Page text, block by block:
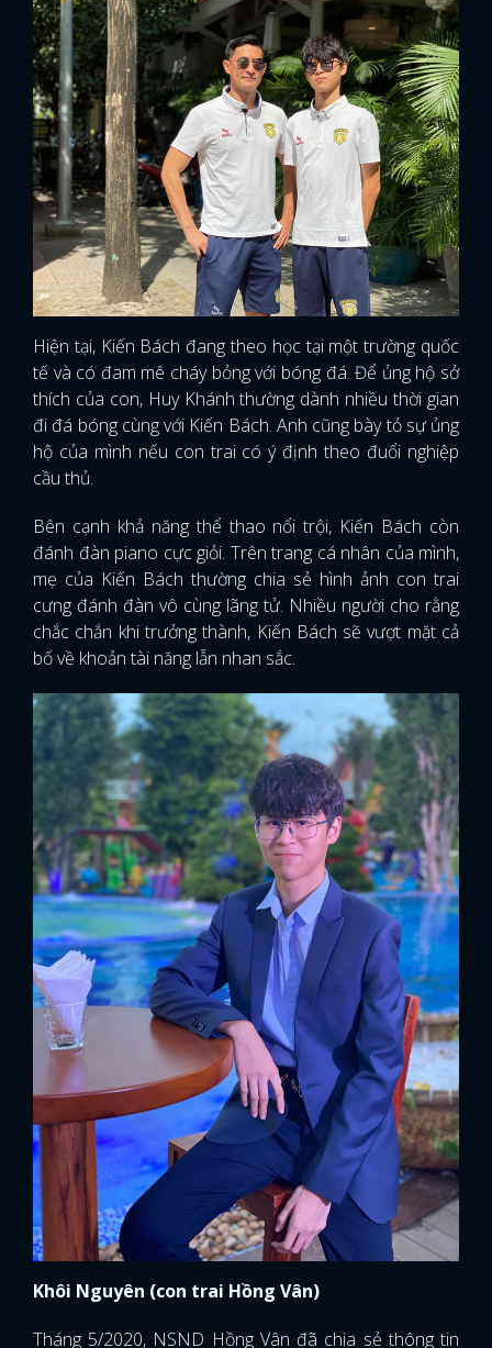
Hiện tại, Kiến Bách đang theo học tại một trường quốc
tế và có đam mê cháy bỏng với bóng đá. Để ủng hộ sở
thích của con, Huy Khánh thường dành nhiều thời gian
đi đá bóng cùng với Kiến Bách. Anh cũng bày tỏ sự ủng
hộ của mình nếu con trai có ý định theo đuổi nghiệp
cầu thủ.
Bên cạnh khả năng thể thao nổi trội, Kiến Bách còn
đánh đàn piano cực giỏi. Trên trang cá nhân của mình,
mẹ của Kiến Bách thường chia sẻ hình ảnh con trai
cưng đánh đàn vô cùng lãng tử. Nhiều người cho rằng
chắc chắn khi trưởng thành, Kiến Bách sẽ vượt mặt cả
bố về khoản tài năng lẫn nhan sắc.
Khôi Nguyên (con trai Hồng Vân)
Tháng 5/2020, NSND Hồng Vân đã chia sẻ thông tin